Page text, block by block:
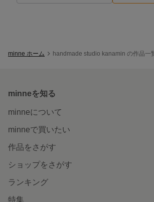
minne ホーム handmade studio kanamin の作品一
minneを知る
minneについて
minneで買いたい
作品をさがす
ショップをさがす
ランキング
特集